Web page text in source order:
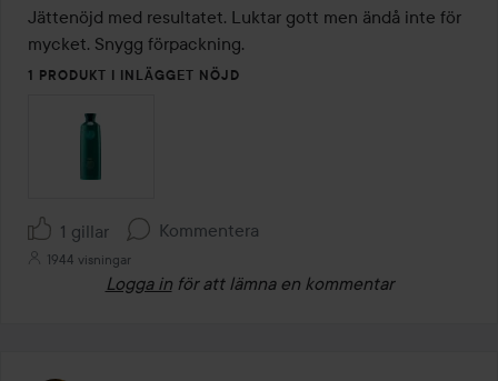
av
5
Jättenöjd med resultatet. Luktar gott men ändå inte för
mycket. Snygg förpackning.
1 PRODUKT I INLÄGGET NÖJD
1 gillar Kommentera
1944 visningar
Logga in för att lämna en kommentar